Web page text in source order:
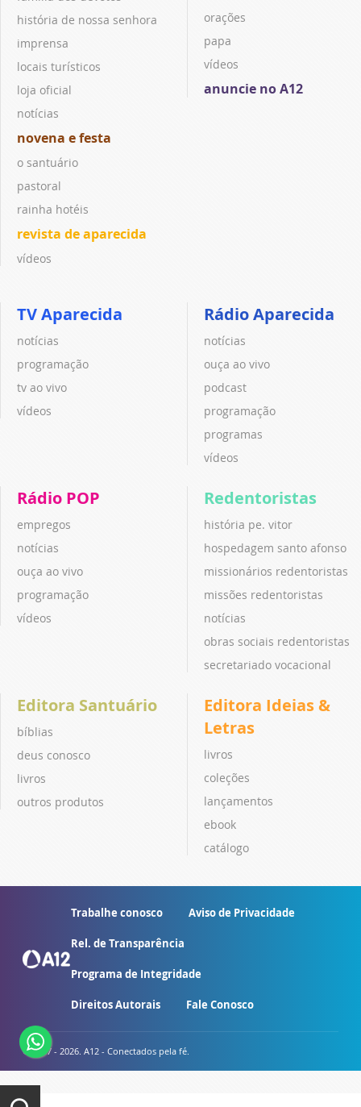
história de nossa senhora
imprensa
locais turísticos
loja oficial
notícias
novena e festa
o santuário
pastoral
rainha hotéis
revista de aparecida
vídeos
orações
papa
vídeos
anuncie no A12
TV Aparecida
notícias
programação
tv ao vivo
vídeos
Rádio Aparecida
notícias
ouça ao vivo
podcast
programação
programas
vídeos
Rádio POP
empregos
notícias
ouça ao vivo
programação
vídeos
Redentoristas
história pe. vitor
hospedagem santo afonso
missionários redentoristas
missões redentoristas
notícias
obras sociais redentoristas
secretariado vocacional
Editora Santuário
bíblias
deus conosco
livros
outros produtos
Editora Ideias &
Letras
livros
coleções
lançamentos
ebook
catálogo
Trabalhe conosco Aviso de Privacidade
Rel. de Transparência
Programa de Integridade
Direitos Autorais Fale Conosco
© 2007 - 2026. A12 - Conectados pela fé.